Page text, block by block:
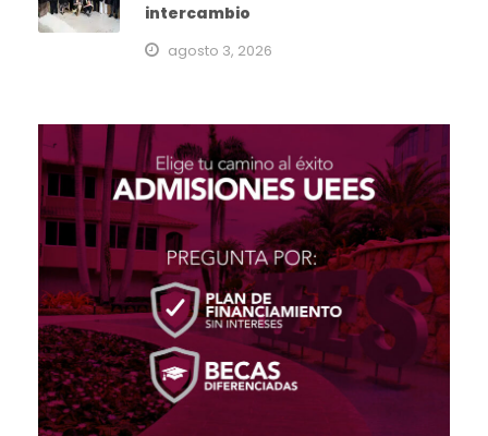
intercambio
agosto 3, 2026